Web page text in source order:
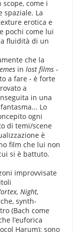
come i
spaziale. La
erotica e
pochi come lui
fluidità di un
che la
inlost films -
a fare - è forte
a
in una
Lo
ogni
di temi/scene
è
film che lui non
si è battuto.
improvvisate
Night,
synth-
(Bach come
l’euforica
Harum): sono